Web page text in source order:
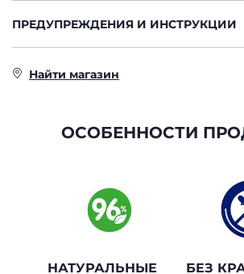
ПРЕДУПРЕЖДЕНИЯ И ИНСТРУКЦИИ
Найти магазин
ОСОБЕННОСТИ
НАТУРАЛЬНЫЕ
БЕЗ